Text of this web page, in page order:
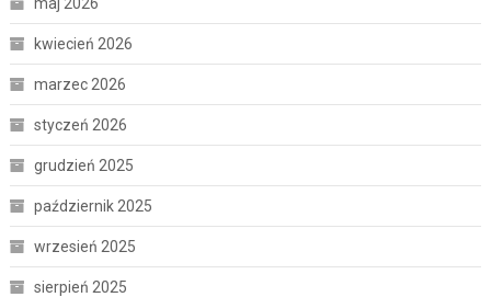
kwiecień 2026
marzec 2026
styczeń 2026
grudzień 2025
październik 2025
wrzesień 2025
sierpień 2025